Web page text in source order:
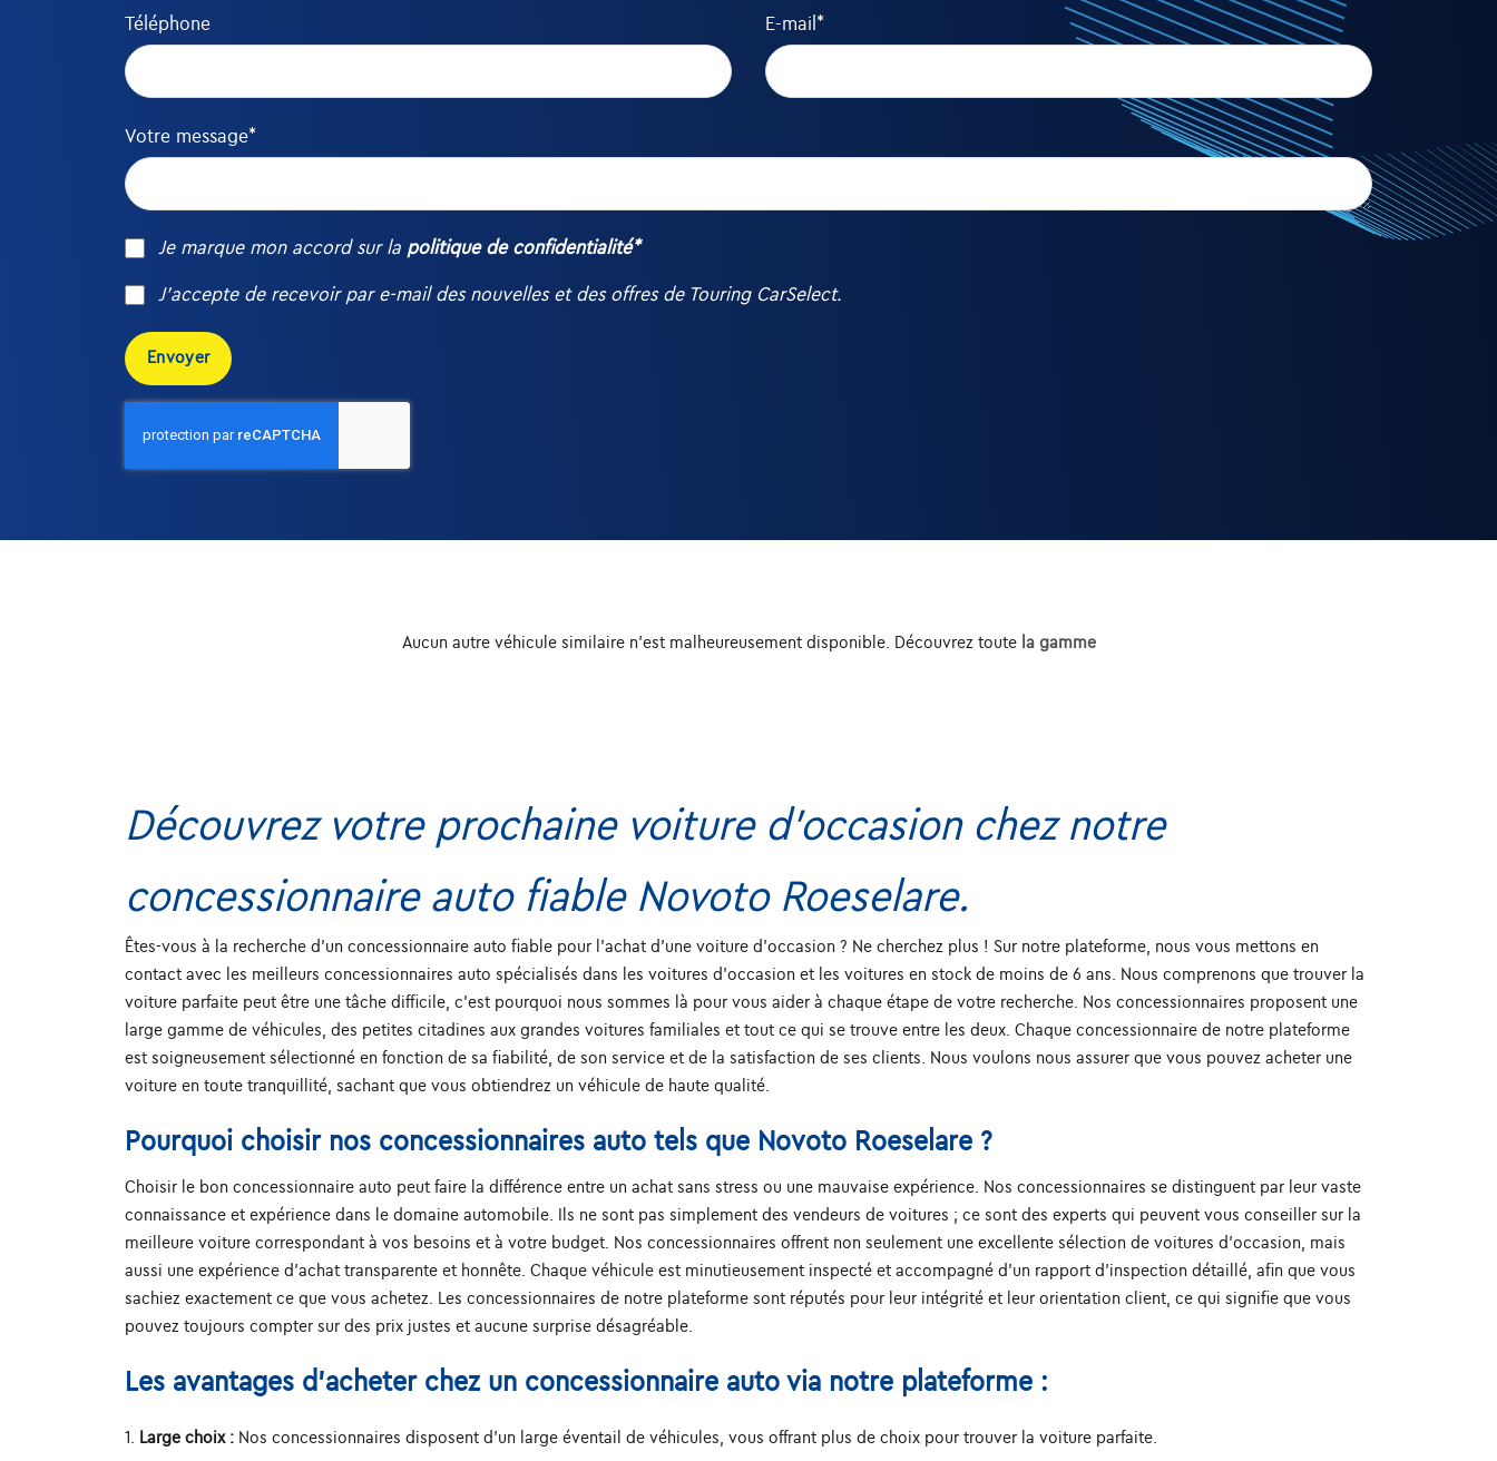
Téléphone E-mail*
Votre message*
Je marque mon accord sur la politique de confidentialité*
J’accepte de recevoir par e-mail des nouvelles et des offres de Touring CarSelect.
Envoyer
Aucun autre véhicule similaire n'est malheureusement disponible. Découvrez toute la gamme
Découvrez votre prochaine voiture d'occasion chez notre
concessionnaire auto fiable Novoto Roeselare.
Êtes-vous à la recherche d'un concessionnaire auto fiable pour l'achat d'une voiture d'occasion ? Ne cherchez plus ! Sur notre plateforme, nous vous mettons en
contact avec les meilleurs concessionnaires auto spécialisés dans les voitures d'occasion et les voitures en stock de moins de 6 ans. Nous comprenons que trouver la
voiture parfaite peut être une tâche difficile, c'est pourquoi nous sommes là pour vous aider à chaque étape de votre recherche. Nos concessionnaires proposent une
large gamme de véhicules, des petites citadines aux grandes voitures familiales et tout ce qui se trouve entre les deux. Chaque concessionnaire de notre plateforme
est soigneusement sélectionné en fonction de sa fiabilité, de son service et de la satisfaction de ses clients. Nous voulons nous assurer que vous pouvez acheter une
voiture en toute tranquillité, sachant que vous obtiendrez un véhicule de haute qualité.
Pourquoi choisir nos concessionnaires auto tels que Novoto Roeselare ?
Choisir le bon concessionnaire auto peut faire la différence entre un achat sans stress ou une mauvaise expérience. Nos concessionnaires se distinguent par leur vaste
connaissance et expérience dans le domaine automobile. Ils ne sont pas simplement des vendeurs de voitures ; ce sont des experts qui peuvent vous conseiller sur la
meilleure voiture correspondant à vos besoins et à votre budget. Nos concessionnaires offrent non seulement une excellente sélection de voitures d'occasion, mais
aussi une expérience d'achat transparente et honnête. Chaque véhicule est minutieusement inspecté et accompagné d'un rapport d'inspection détaillé, afin que vous
sachiez exactement ce que vous achetez. Les concessionnaires de notre plateforme sont réputés pour leur intégrité et leur orientation client, ce qui signifie que vous
pouvez toujours compter sur des prix justes et aucune surprise désagréable.
Les avantages d'acheter chez un concessionnaire auto via notre plateforme :
Large choix : Nos concessionnaires disposent d'un large éventail de véhicules, vous offrant plus de choix pour trouver la voiture parfaite.